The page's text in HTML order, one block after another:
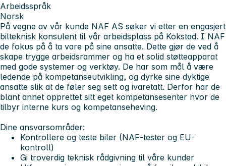
Arbeidsspråk
Norsk
På vegne av vår kunde NAF AS søker vi etter en engasjert
bilteknisk konsulent til vår arbeidsplass på Kokstad. I NAF
de fokus på å ta vare på sine ansatte. Dette gjør de ved å
skape trygge arbeidsrammer og ha et solid støtteapparat
med gode systemer og verktøy. De har som mål å være
ledende på kompetanseutvikling, og dyrke sine dyktige
ansatte slik at de føler seg sett og ivaretatt. Derfor har de
blant annet opprettet sitt eget kompetansesenter hvor de
tilbyr interne kurs og kompetanseheving.
Dine ansvarsområder:
Kontrollere og teste biler (NAF-tester og EU-
kontroll)
Gi troverdig teknisk rådgivning til våre kunder